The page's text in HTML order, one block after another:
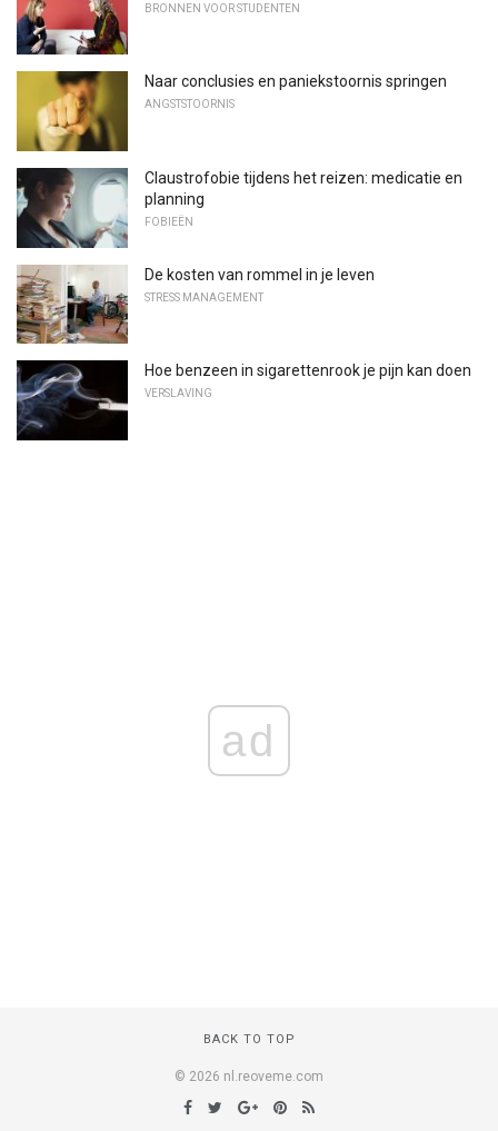
BRONNEN VOOR STUDENTEN
Naar conclusies en paniekstoornis springen
ANGSTSTOORNIS
Claustrofobie tijdens het reizen: medicatie en
planning
FOBIEËN
De kosten van rommel in je leven
STRESS MANAGEMENT
Hoe benzeen in sigarettenrook je pijn kan doen
VERSLAVING
ad
BACK TO TOP
© 2026 nl.reoveme.com